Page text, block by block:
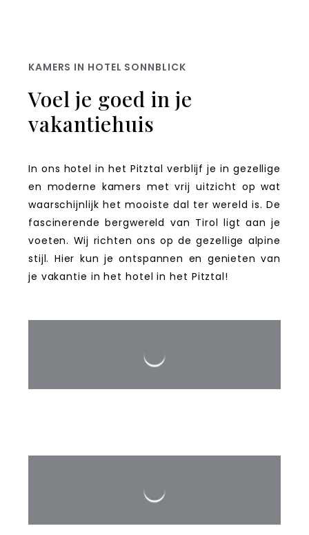
KAMERS IN HOTEL SONNBLICK
Voel je goed in je
vakantiehuis
In ons hotel in het Pitztal verblijf je in gezellige
en moderne kamers met vrij uitzicht op wat
waarschijnlijk het mooiste dal ter wereld is. De
fascinerende bergwereld van Tirol ligt aan je
voeten. Wij richten ons op de gezellige alpine
stijl. Hier kun je ontspannen en genieten van
je vakantie in het hotel in het Pitztal!